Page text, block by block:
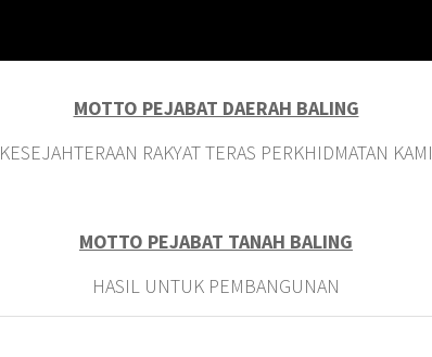
MOTTO PEJABAT DAERAH BALING
KESEJAHTERAAN RAKYAT TERAS PERKHIDMATAN KAMI
MOTTO PEJABAT TANAH BALING
HASIL UNTUK PEMBANGUNAN